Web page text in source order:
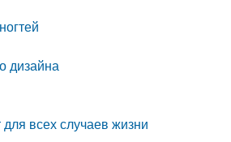
дизайна
всех случаев жизни